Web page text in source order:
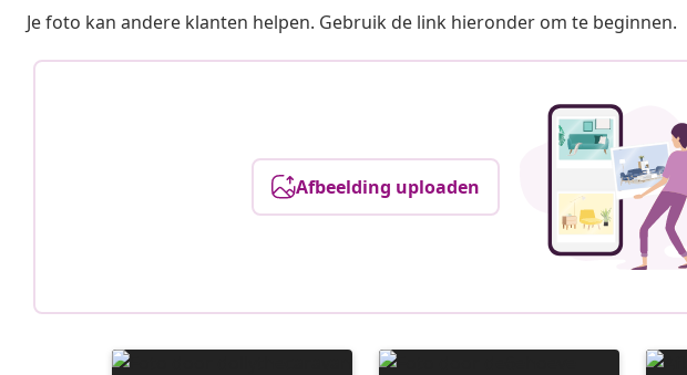
Je foto kan andere klanten helpen. Gebruik de link hieronder om te beginnen.
Afbeelding uploaden